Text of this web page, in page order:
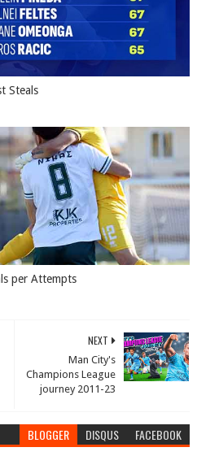
Steals
per Attempts
NEXT
Man City's
Champions League
journey 2011-23
BLOGGER DISQUS FACEBOOK